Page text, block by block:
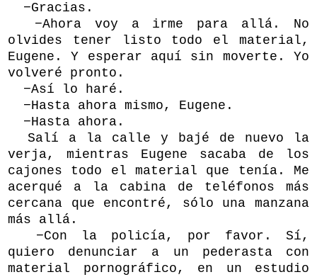
−Gracias.
−Ahora voy a irme para allá. No
olvides tener listo todo el material,
Eugene. Y esperar aquí sin moverte. Yo
volveré pronto.
−Así lo haré.
−Hasta ahora mismo, Eugene.
−Hasta ahora.
Salí a la calle y bajé de nuevo la
verja, mientras Eugene sacaba de los
cajones todo el material que tenía. Me
acerqué a la cabina de teléfonos más
cercana que encontré, sólo una manzana
más allá.
−Con la policía, por favor. Sí,
quiero denunciar a un pederasta con
material pornográfico, en un estudio